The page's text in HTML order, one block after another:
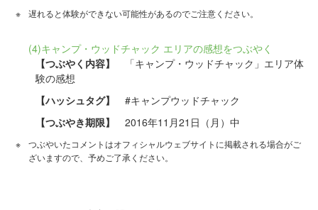
遅れると体験ができない可能性があるのでご注意ください。
(4)キャンプ・ウッドチャック エリアの感想をつぶやく
【つぶやく内容】
「キャンプ・ウッドチャック」エリア体
験の感想
【ハッシュタグ】 #キャンプウッドチャック
【つぶやき期限】 2016年11月21日（月）中
つぶやいたコメントはオフィシャルウェブサイトに掲載される場合がご
ざいますので、予めご了承ください。